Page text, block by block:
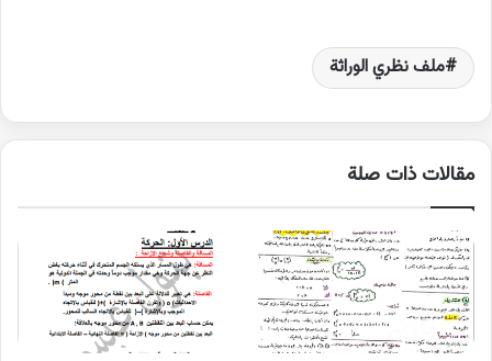
ملف نظري الوراثة
مقالات ذات صلة